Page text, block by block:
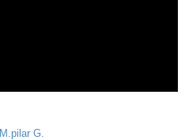
M.pilar G.